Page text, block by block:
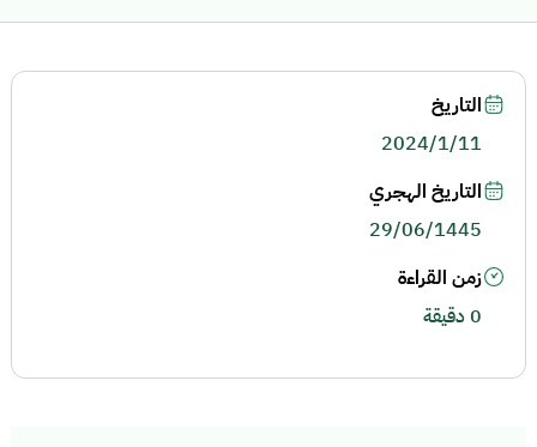
التاريخ
2024/1/11
التاريخ الهجري
29/06/1445
زمن القراءة
0 دقيقة